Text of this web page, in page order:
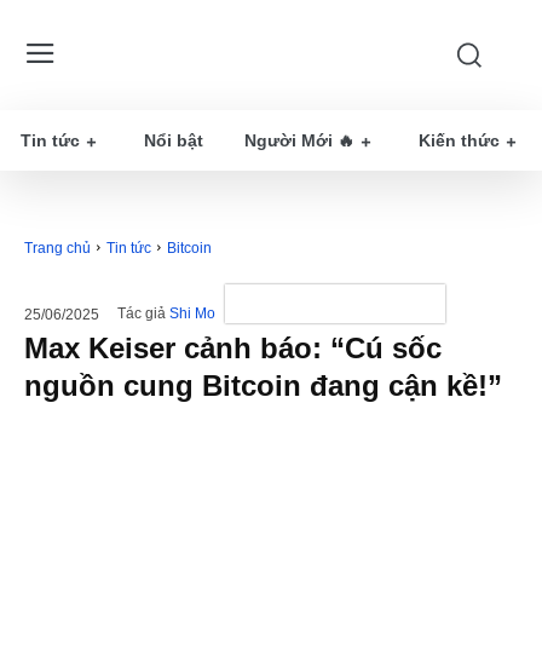
Tin tức Nổi bật Người Mới 🔥 Kiến thức
Trang chủ Tin tức Bitcoin
25/06/2025 Tác giả Shi Mo
Max Keiser cảnh báo: “Cú sốc
nguồn cung Bitcoin đang cận kề!”